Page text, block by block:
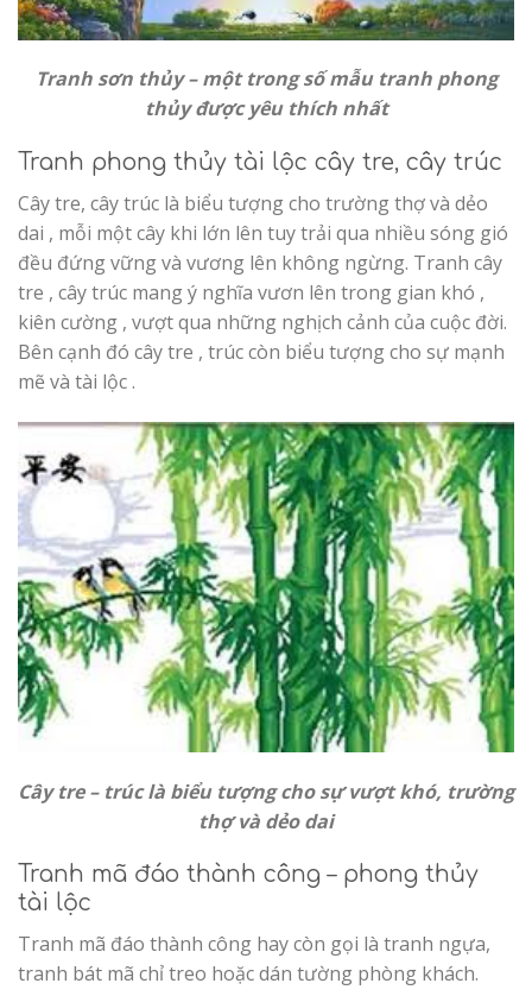
Tranh sơn thủy – một trong số mẫu tranh phong
thủy được yêu thích nhất
Tranh phong thủy tài lộc cây tre, cây trúc
Cây tre, cây trúc là biểu tượng cho trường thợ và dẻo
dai , mỗi một cây khi lớn lên tuy trải qua nhiều sóng gió
đều đứng vững và vương lên không ngừng. Tranh cây
tre , cây trúc mang ý nghĩa vươn lên trong gian khó ,
kiên cường , vượt qua những nghịch cảnh của cuộc đời.
Bên cạnh đó cây tre , trúc còn biểu tượng cho sự mạnh
mẽ và tài lộc .
Cây tre – trúc là biểu tượng cho sự vượt khó, trường
thợ và dẻo dai
Tranh mã đáo thành công – phong thủy
tài lộc
Tranh mã đáo thành công hay còn gọi là tranh ngựa,
tranh bát mã chỉ treo hoặc dán tường phòng khách.